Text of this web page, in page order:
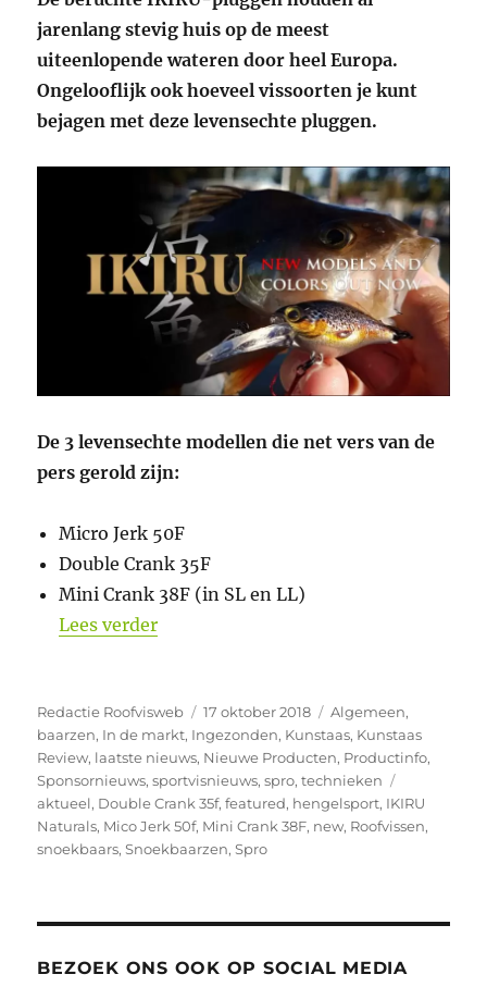
jarenlang stevig huis op de meest
uiteenlopende wateren door heel Europa.
Ongelooflijk ook hoeveel vissoorten je kunt
bejagen met deze levensechte pluggen.
De 3 levensechte modellen die net vers van de
pers gerold zijn:
Micro Jerk 50F
Double Crank 35F
Mini Crank 38F (in SL en LL)
Lees verder“3 Gloednieuwe modellen IKIRU
Auteur
Redactie Roofvisweb
Geplaatst
op
17 oktober 2018 Categorieën
Algemeen,
baarzen, In de markt, Ingezonden, Kunstaas, Kunstaas
Review, laatste nieuws, Nieuwe Producten, Productinfo,
Sponsornieuws,sportvisnieuws,spro,technieken
aktueel, Double Crank 35f,featured, hengelsport, IKIRU
Naturals, Mico Jerk 50f, Mini Crank 38F, new, Roofvissen,
snoekbaars,Snoekbaarzen,Spro
BEZOEK ONS OOK OP SOCIAL MEDIA